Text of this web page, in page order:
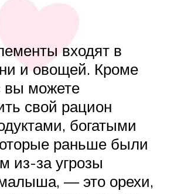
входят в
и овощей. Кроме
вы можете
свой рацион
богатыми
раньше были
из-за угрозы
— это орехи,